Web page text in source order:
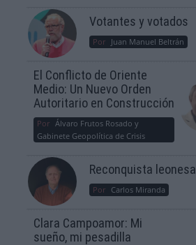
Votantes y votados
Por Juan Manuel Beltrán
El Conflicto de Oriente
Medio: Un Nuevo Orden
Autoritario en Construcción
Por Álvaro Frutos Rosado y
Gabinete Geopolítica de Crisis
Reconquista leonesa
Por Carlos Miranda
Clara Campoamor: Mi
sueño, mi pesadilla